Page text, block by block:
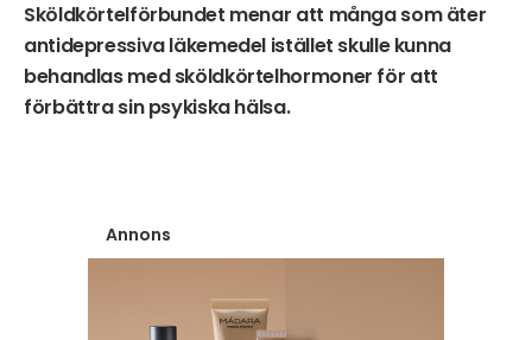
Sköldkörtelförbundet menar att många som äter
antidepressiva läkemedel istället skulle kunna
behandlas med sköldkörtelhormoner för att
förbättra sin psykiska hälsa.
Annons